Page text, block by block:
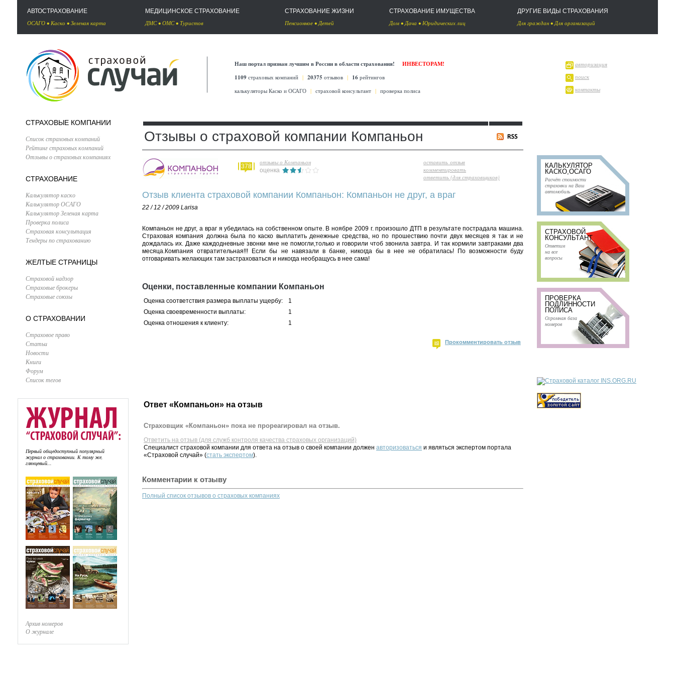
АВТОСТРАХОВАНИЕ
ОСАГО • Каско • Зеленая карта
МЕДИЦИНСКОЕ СТРАХОВАНИЕ
ДМС• ОМС• Туристов
СТРАХОВАНИЕ ЖИЗНИ
Пенсионное •Детей
СТРАХОВАНИЕ ИМУЩЕСТВА
Дом •Дача • Юридических лиц
ДРУГИЕ ВИДЫ СТРАХОВАНИЯ
Для граждан •Для организаций
Наш портал признан лучшим в России в области страхования!
ИНВЕСТОРАМ!
1109 страховых компаний | 20375 отзывов | 16 рейтингов
калькуляторы Каско и ОСАГО | страховой консультант | проверка полиса
авторизация
поиск
контакты
СТРАХОВЫЕ КОМПАНИИ
Список страховых компаний
Рейтинг страховых компаний
Отзывы о страховых компаниях
СТРАХОВАНИЕ
Калькулятор каско
Калькулятор ОСАГО
Калькулятор Зеленая карта
Проверка полиса
Страховая консультация
Тендеры по страхованию
ЖЕЛТЫЕ СТРАНИЦЫ
Страховой надзор
Страховые брокеры
Страховые союзы
О СТРАХОВАНИИ
Страховое право
Статьи
Новости
Книги
Форум
Список тегов
Первый общедоступный популярный
журнал о страховании. К тому же,
глянцевый...
Архив номеров
О журнале
Отзывы о страховой компании Компаньон
378
отзывы о Компаньон
оценка
оставить отзыв
комментировать
ответить (для страховщиков)
Отзыв клиента страховой компании Компаньон: Компаньон не друг, а враг
22 / 12 / 2009 Larisa
Компаньон не друг, а враг я убедилась на собственном опыте. В ноябре 2009 г. произошло ДТП в результате пострадала машина.
Страховая компания должна была по каско выплатить денежные средства, но по прошествию почти двух месяцев я так и не
дождалась их. Даже каждодневные звонки мне не помогли,только и говорили чтоб звонила завтра. И так кормили завтраками два
месяца.Компания отвратительная!!! Если бы не навязали в банке, никогда бы в нее не обратилась! По возможности буду
отговаривать желающих там застраховаться и никогда необращусь в нее сама!
Оценки, поставленные компании Компаньон
Оценка соответствия размера выплаты ущербу:
1
Оценка своевременности выплаты:
1
Оценка отношения к клиенту:
1
Прокомментировать отзыв
Ответ «Компаньон» на отзыв
Страховщик «Компаньон» пока не прореагировал на отзыв.
Ответить на отзыв (для служб контроля качества страховых организаций)
Специалист страховой компании для ответа на отзыв о своей компании должен авторизоваться и являться экспертом портала
«Страховой случай» (стать экспертом).
Комментарии к отзыву
Полный список отзывов о страховых компаниях
КАЛЬКУЛЯТОР
КАСКО,ОСАГО
Расчёт стоимости
страховки на Ваш
автомобиль
СТРАХОВОЙ
КОНСУЛЬТАНТ
Ответим
на все
вопросы
ПРОВЕРКА
ПОДЛИННОСТИ
ПОЛИСА
Огромная база
номеров